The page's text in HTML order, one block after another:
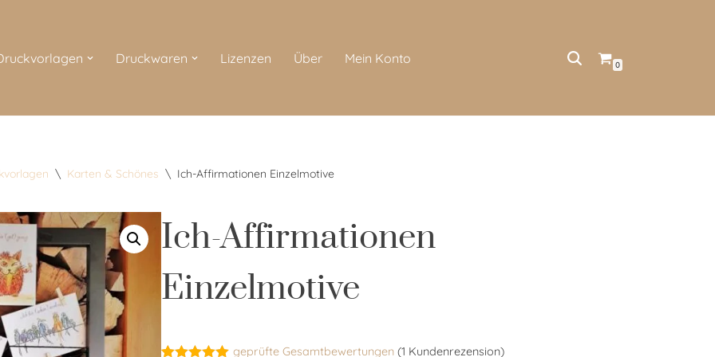
Druckwaren Lizenzen Über Mein Konto 0
\ Karten & Schönes \ Ich-Affirmationen Einzelmotive
Ich-Affirmationen
Einzelmotive
geprüfte Gesamtbewertungen (1 Kundenrezension)